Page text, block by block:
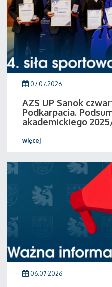
07.07.2026
AZS UP Sanok
Podkarpacia.
akademickiego
więcej
06.07.2026